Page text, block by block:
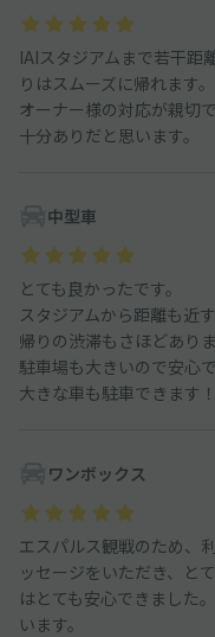
IAIスタジアムまで若干距
りはスムーズに帰れます。
オーナー様の対応が親切
十分ありだと思います。
中型車
とても良かったです。
スタジアムから距離も近
帰りの渋滞もさほどありま
駐車場も大きいので安心で
大きな車も駐車できます！
ワンボックス
エスパルス観戦のため、
ッセージをいただき、と
はとても安心できました
います。